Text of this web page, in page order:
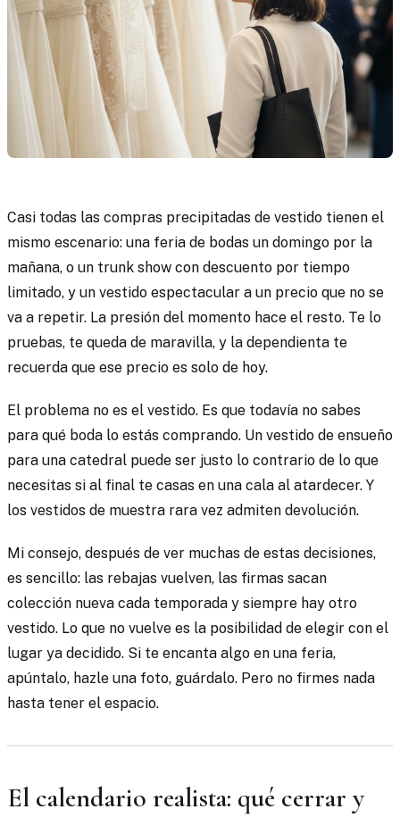
Casi todas las compras precipitadas de vestido tienen el
mismo escenario: una feria de bodas un domingo por la
mañana, o un trunk show con descuento por tiempo
limitado, y un vestido espectacular a un precio que no se
va a repetir. La presión del momento hace el resto. Te lo
pruebas, te queda de maravilla, y la dependienta te
recuerda que ese precio es solo de hoy.
El problema no es el vestido. Es que todavía no sabes
para qué boda lo estás comprando. Un vestido de ensueño
para una catedral puede ser justo lo contrario de lo que
necesitas si al final te casas en una cala al atardecer. Y
los vestidos de muestra rara vez admiten devolución.
Mi consejo, después de ver muchas de estas decisiones,
es sencillo: las rebajas vuelven, las firmas sacan
colección nueva cada temporada y siempre hay otro
vestido. Lo que no vuelve es la posibilidad de elegir con el
lugar ya decidido. Si te encanta algo en una feria,
apúntalo, hazle una foto, guárdalo. Pero no firmes nada
hasta tener el espacio.
El calendario realista: qué cerrar y